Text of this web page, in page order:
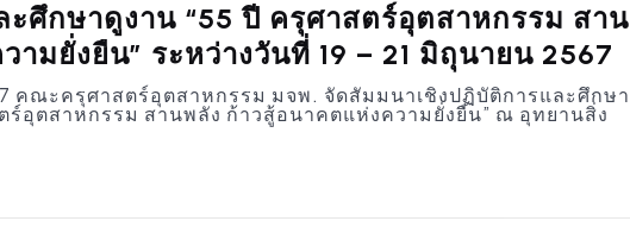
ศึกษาดูงาน “55 ปี ครุศาสตร์อุตสาหกรรม สาน
มยั่งยืน” ระหว่างวันที่ 19 – 21 มิถุนายน 2567
คณะครุศาสตร์อุตสาหกรรม มจพ. จัดสัมมนาเชิงปฏิบัติการและศึกษา
ร์อุตสาหกรรม สานพลัง ก้าวสู้อนาคตแห่งความยั่งยืน” ณ อุทยานสิ่ง